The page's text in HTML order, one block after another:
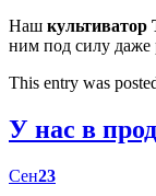
Наш культиватор
ним под силу даже
This entry was
У нас в
Сен23